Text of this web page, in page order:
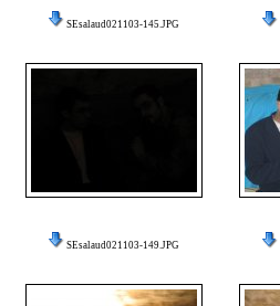
SEsalaud021103-145.JPG
SEsalaud021103-149.JPG